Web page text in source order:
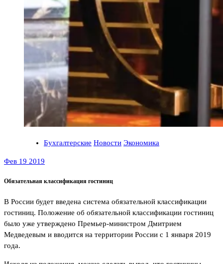
Бухгалтерские Новости Экономика
Фев 19 2019
Обязательная классификация гостиниц
В России будет введена система обязательной классификации
гостиниц. Положение об обязательной классификации гостиниц
было уже утверждено Премьер-министром Дмитрием
Медведевым и вводится на территории России с 1 января 2019
года.